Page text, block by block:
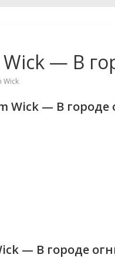
— В
Wick
Wick — В городе
— В городе